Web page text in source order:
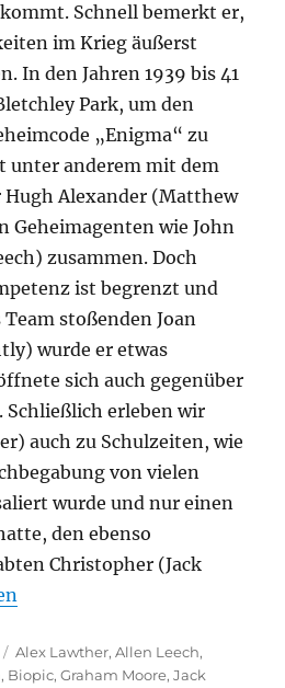
Schnell bemerkt er,
im Krieg äußerst
In den Jahren 1939 bis 41
Park, um den
„Enigma“ zu
unter anderem mit dem
Hugh Alexander (Matthew
Geheimagenten wie John
zusammen. Doch
ist begrenzt und
stoßenden Joan
wurde er etwas
sich auch gegenüber
Schließlich erleben wir
auch zu Schulzeiten, wie
von vielen
wurde und nur einen
den ebenso
Christopher (Jack
Game“
Schlagwörter
Alex Lawther,Allen Leech,
, Biopic,Graham Moore,Jack